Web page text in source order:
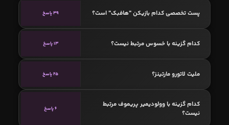
پست تخصصی کدام بازیکن "هافبک" است؟ 39 پاسخ
کدام گزینه با خسوس مرتبط نیست؟ 13 پاسخ
ملیت لاتورو مارتینز؟ 25 پاسخ
کدام گزینه با وولودیمیر پریموف مرتبط
نیست؟
6 پاسخ